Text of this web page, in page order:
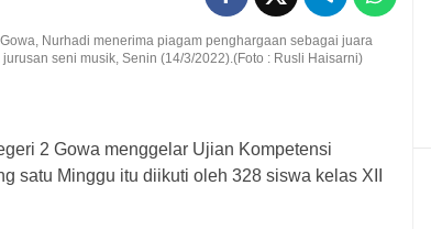
Nurhadi menerima piagam penghargaan sebagai juara
seni musik, Senin (14/3/2022).(Foto : Rusli Haisarni)
2 Gowa menggelar Ujian Kompetensi
satu Minggu itu diikuti oleh 328 siswa kelas XII